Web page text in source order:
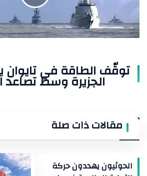
وسط
تصاعد
توقّف الطاقة في تايوان
الجزيرة وسط تصاعد
مقالات ذات صلة
الحوثيون يهددون حركة